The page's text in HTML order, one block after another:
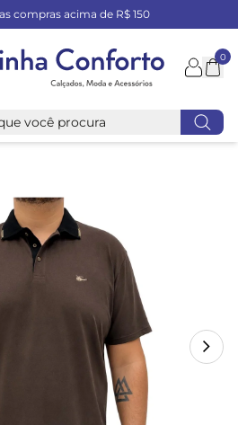
compras acima de R$ 150
0